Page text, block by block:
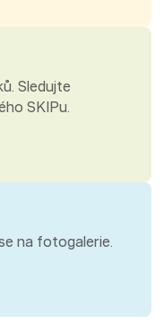
Sledujte
SKIPu.
na fotogalerie.